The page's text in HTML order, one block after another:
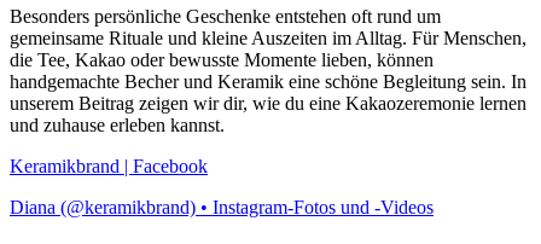
Besonders persönliche Geschenke entstehen oft rund um
gemeinsame Rituale und kleine Auszeiten im Alltag. Für Menschen,
die Tee, Kakao oder bewusste Momente lieben, können
handgemachte Becher und Keramik eine schöne Begleitung sein. In
unserem Beitrag zeigen wir dir, wie du eine Kakaozeremonie lernen
und zuhause erleben kannst.
Keramikbrand | Facebook
Diana (@keramikbrand) • Instagram-Fotos und -Videos